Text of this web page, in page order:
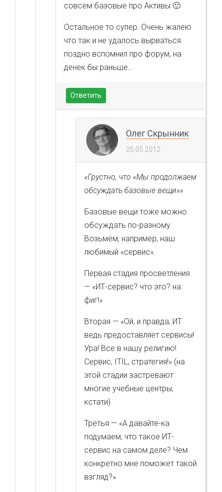
совсем базовые про Активы 🙂
Остальное то супер. Очень жалею
что так и не удалось вырваться.
поздно вспомнил про форум, на
денек бы раньше…
Ответить
Олег Скрынник
25.05.2012
«Грустно, что «Мы продолжаем
обсуждать базовые вещи»»
Базовые вещи тоже можно
обсуждать по-разному.
Возьмём, например, наш
любимый «сервис».
Первая стадия просветления
— «ИТ-сервис? что это? на
фиг!»
Вторая — «Ой, и правда, ИТ
ведь предоставляет сервисы!
Ура! Все в нашу религию!
Сервис, ITIL, стратегия!» (на
этой стадии застревают
многие учебные центры,
кстати)
Третья — «А давайте-ка
подумаем, что такое ИТ-
сервис на самом деле? Чем
конкретно мне поможет такой
взгляд?»